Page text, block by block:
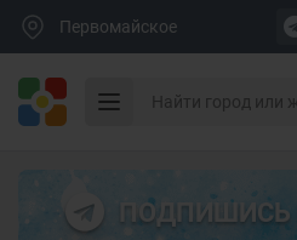
Первомайское
ПОДПИШИСЬ